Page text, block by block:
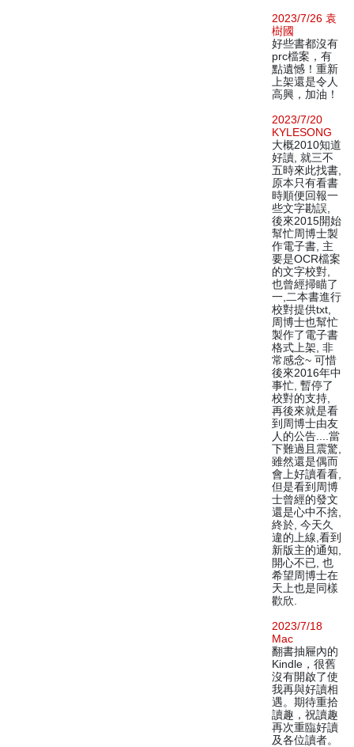
2023/7/26 袁
樹國
好些書都沒有
prc檔案，有
點遺憾！重新
上架還是令人
高興，加油！
2023/7/20
KYLESONG
大概2010知道
好讀, 就三不
五時來此找書,
原本只有看書
時順便回報一
些文字勘誤,
後來2015開始
幫忙周博士製
作電子書, 主
要是OCR檔案
的文字校對,
也曾經掃瞄了
一,二本書進行
校對提供txt,
周博士也幫忙
製作了電子書
格式上架, 非
常感念~ 可惜
後來2016年中
事忙, 暫停了
校對的支持,
再後來就是看
到周博士由友
人的公告....當
下難過且震驚,
雖然還是偶而
會上好讀看看,
但是看到周博
士曾經的發文
還是心中不捨,
終於, 今天久
違的上線,看到
新版主的通知,
開心不已, 也
希望周博士在
天上也是同樣
歡欣.
2023/7/18
Mac
翻書抽屜內的
Kindle，很舊
沒有開啟了使
我再與好讀相
遇。期待重拾
讀趣，祝讀趣
再次重臨好讀
及各位讀者。